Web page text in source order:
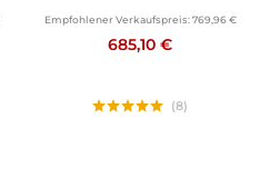
Empfohlener Verkaufspreis: 769,96 €
685,10 €
(8)